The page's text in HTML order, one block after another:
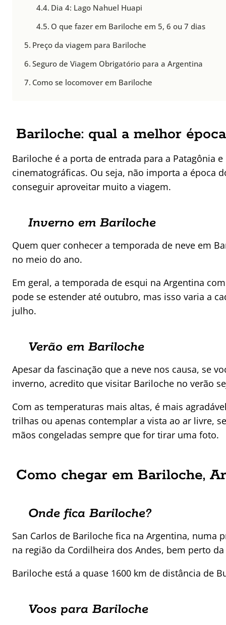
Dia 4: Lago Nahuel Huapi
O que fazer em Bariloche em 5, 6 ou 7 dias
Preço da viagem para Bariloche
Seguro de Viagem Obrigatório para a Argentina
Como se locomover em Bariloche
Bariloche: qual a melhor
Bariloche é a porta de entrada para a Patagônia
cinematográficas. Ou seja, não importa a época
conseguir aproveitar muito a viagem.
Inverno em Bariloche
Quem quer conhecer a temporada de neve em
no meio do ano.
Em geral, a temporada de esqui na Argentina
pode se estender até outubro, mas isso varia a
julho.
Verão em Bariloche
Apesar da fascinação que a neve nos causa, se
inverno, acredito que visitar Bariloche no verão
Com as temperaturas mais altas, é mais
trilhas ou apenas contemplar a vista ao ar livre,
mãos congeladas sempre que for tirar uma foto.
Como chegar em Bariloche,
Onde fica Bariloche?
San Carlos de Bariloche fica na Argentina, numa
na região da Cordilheira dos Andes, bem perto
Bariloche está a quase 1600 km de distância de
Voos para Bariloche